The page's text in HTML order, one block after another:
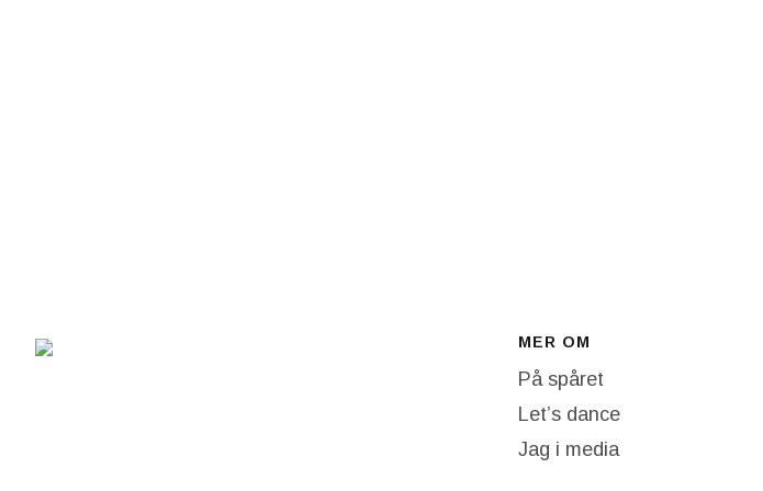
MER OM
På spåret
Let’s dance
Jag i media